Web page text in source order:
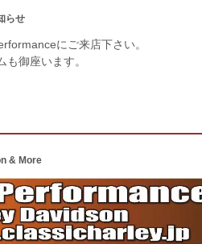
らせ
にご来店下さい。
も御座います。
& More